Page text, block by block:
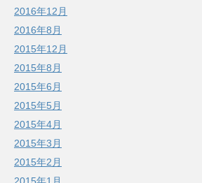
2016年12月
2016年8月
2015年12月
2015年8月
2015年6月
2015年5月
2015年4月
2015年3月
2015年2月